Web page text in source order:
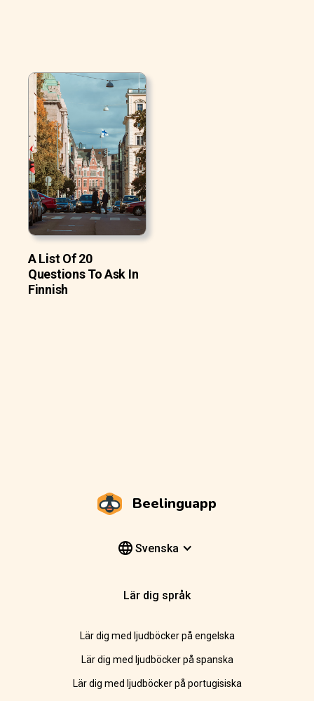
A List Of 20
Questions To Ask In
Finnish
Beelinguapp
Svenska
Lär dig språk
Lär dig med ljudböcker på engelska
Lär dig med ljudböcker på spanska
Lär dig med ljudböcker på portugisiska